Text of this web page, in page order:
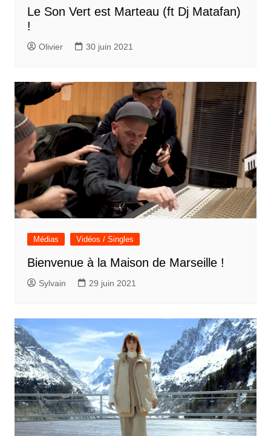
Le Son Vert est Marteau (ft Dj Matafan)
!
Olivier 30 juin 2021
Médias Vidéos / Singles
Bienvenue à la Maison de Marseille !
Sylvain 29 juin 2021